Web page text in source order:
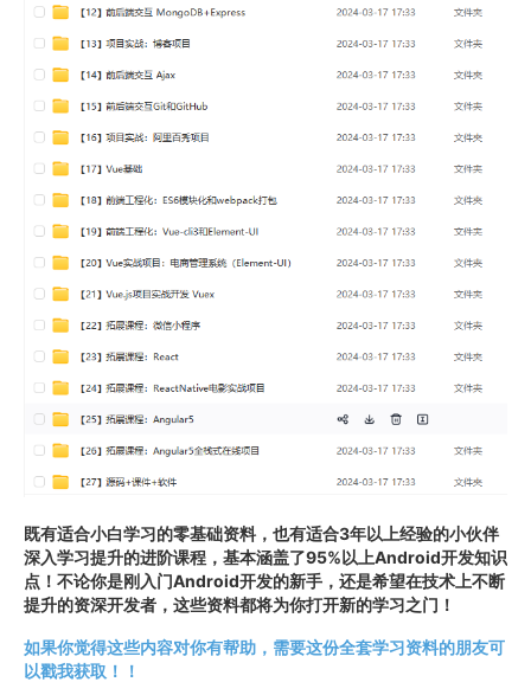
既有适合小白学习的零基础资料，也有适合3年以上经验的小伙伴
深入学习提升的进阶课程，基本涵盖了95%以上Android开发知识
点！不论你是刚入门Android开发的新手，还是希望在技术上不断
提升的资深开发者，这些资料都将为你打开新的学习之门！
如果你觉得这些内容对你有帮助，需要这份全套学习资料的朋友可
以戳我获取！！